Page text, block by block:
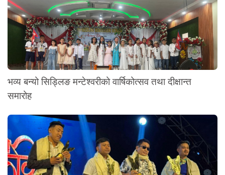
भव्य बन्यो सिड्लिङ मन्टेश्वरीको वार्षिकोत्सव तथा दीक्षान्त
समारोह